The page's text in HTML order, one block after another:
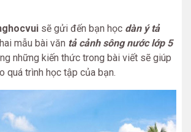
sẽ gửi đến bạn học dàn ý tả
mẫu bài văn tả cảnh sông nước lớp 5
những kiến thức trong bài viết sẽ giúp
quá trình học tập của bạn.